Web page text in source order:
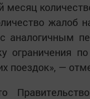
месяц
жалоб
аналогичным
ограничения
поездок», —